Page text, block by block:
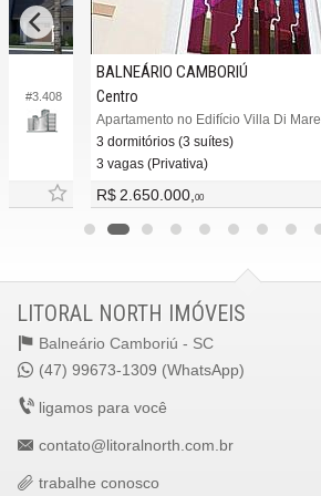
#3.408
BALNEÁRIO CAMBORIÚ
Centro
Apartamento no Edifício Villa Di Mare
3 dormitórios (3 suítes)
3 vagas (Privativa)
R$ 2.650.000, 00
LITORAL NORTH IMÓVEIS
Balneário Camboriú - SC
(47) 99673-1309 (WhatsApp)
ligamos para você
contato@litoralnorth.com.br
trabalhe conosco